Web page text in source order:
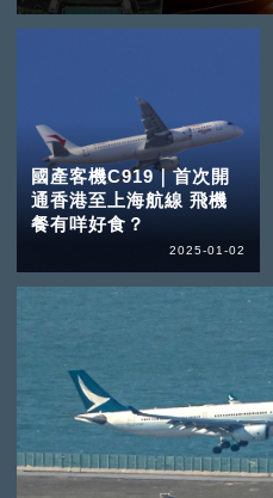
國產客機C919｜首次開
通香港至上海航線 飛機
餐有咩好食？
2025-01-02